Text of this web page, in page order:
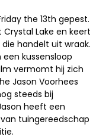
the 13th gepest.
Lake en keert
handelt uit wraak.
kussensloop
vermomt hij zich
Jason Voorhees
steeds bij
heeft een
tuingereedschap